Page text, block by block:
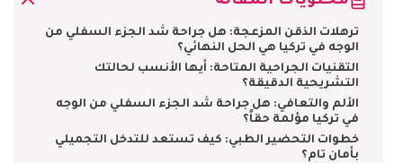
ترهلات الذقن المزعجة: هل جراحة شد الجزء السفلي من
الوجه في تركيا هي الحل النهائي؟
التقنيات الجراحية المتاحة: أيها الأنسب لحالتك
التشريحية الدقيقة؟
الألم والتعافي: هل جراحة شد الجزء السفلي من الوجه
في تركيا مؤلمة حقاً؟
خطوات التحضير الطبي: كيف تستعد للتدخل التجميلي
بأمان تام؟